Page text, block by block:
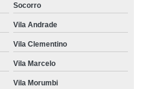
Socorro
Vila Andrade
Vila Clementino
Vila Marcelo
Vila Morumbi